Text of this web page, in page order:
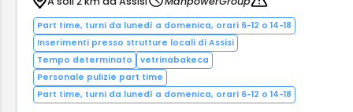
Part time, turni da lunedì a domenica, orari 6-12 o 14-18
Inserimenti presso strutture locali di Assisi
Tempo determinato
vetrinabakeca
Personale pulizie part time
Part time, turni da lunedì a domenica, orari 6-12 o 14-18